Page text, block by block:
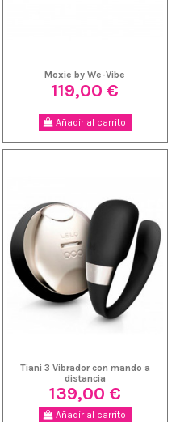
Moxie by We-Vibe
119,00 €
Añadir al carrito
Tiani 3 Vibrador con mando a
distancia
139,00 €
Añadir al carrito